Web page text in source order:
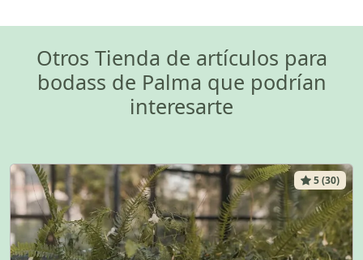
Otros Tienda de artículos para
bodass de Palma que podrían
interesarte
5 (30)